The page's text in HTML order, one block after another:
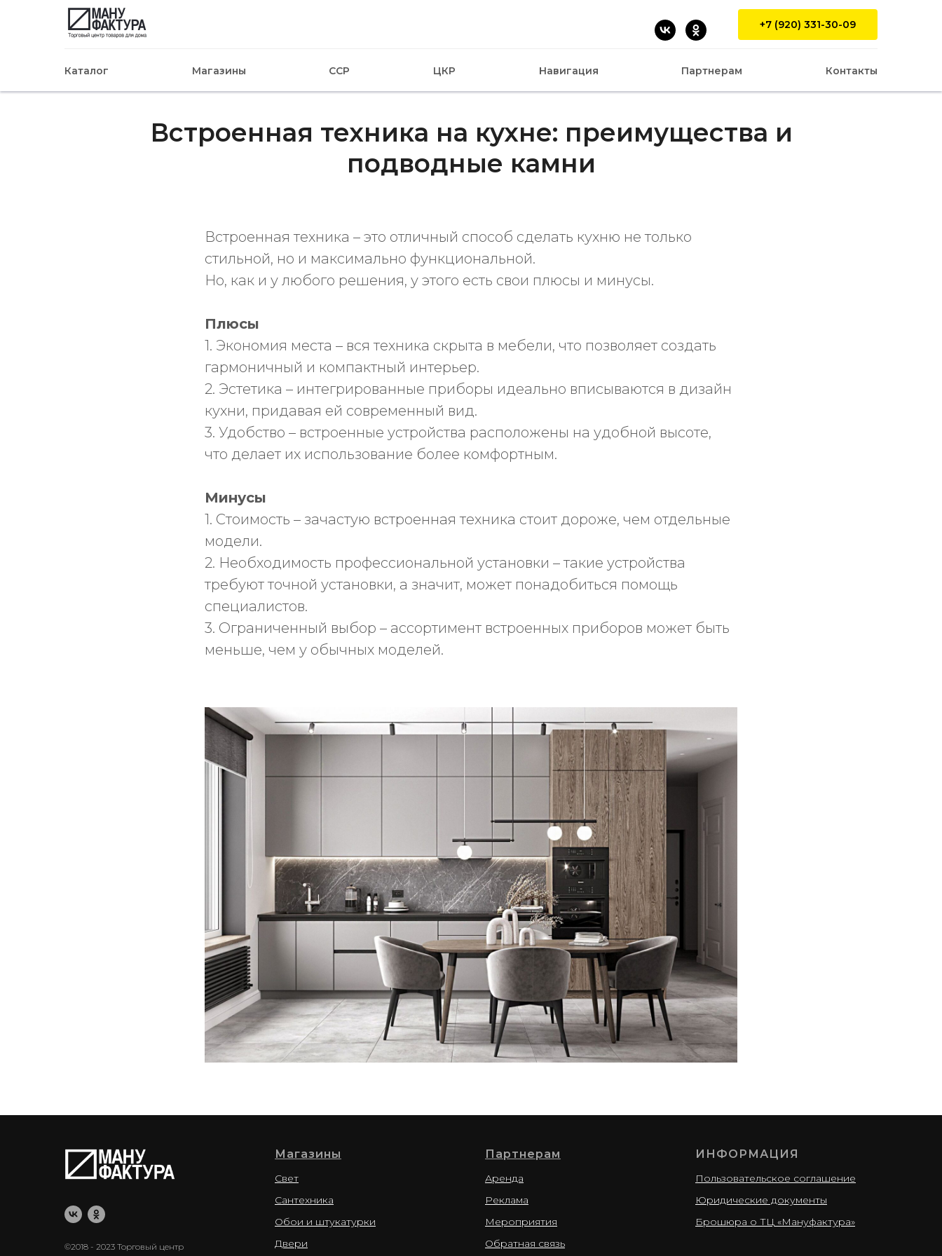
+7 (920) 331-30-09
Каталог Магазины CCP ЦКР Навигация Партнерам Контакты
Встроенная техника на кухне: преимущества и
подводные камни
Встроенная техника – это отличный способ сделать кухню не только
стильной, но и максимально функциональной.
Но, как и у любого решения, у этого есть свои плюсы и минусы.
Плюсы
1. Экономия места – вся техника скрыта в мебели, что позволяет создать
гармоничный и компактный интерьер.
2. Эстетика – интегрированные приборы идеально вписываются в дизайн
кухни, придавая ей современный вид.
3. Удобство – встроенные устройства расположены на удобной высоте,
что делает их использование более комфортным.
Минусы
1. Стоимость – зачастую встроенная техника стоит дороже, чем отдельные
модели.
2. Необходимость профессиональной установки – такие устройства
требуют точной установки, а значит, может понадобиться помощь
специалистов.
3. Ограниченный выбор – ассортимент встроенных приборов может быть
меньше, чем у обычных моделей.
©2018 - 2023 Торговый центр
Магазины
Свет
Сантехника
Обои и штукатурки
Двери
Партнерам
Аренда
Реклама
Мероприятия
Обратная связь
ИНФОРМАЦИЯ
Пользовательское соглашение
Юридические документы
Брошюра о ТЦ «Мануфактура»